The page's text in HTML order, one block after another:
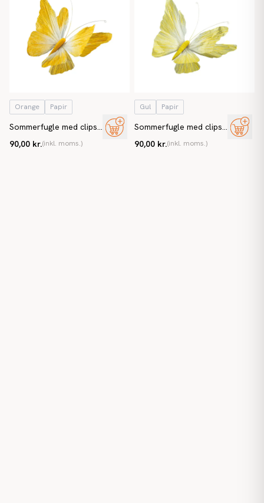
Orange Papir
Sommerfugle med clips,
sommerfugl
90,00 kr.(inkl. moms.)
Gul Papir
Sommerfugle med clips,
90,00 kr.(inkl. moms.)